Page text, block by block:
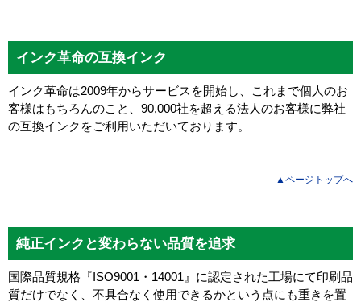
インク革命の互換インク
インク革命は2009年からサービスを開始し、これまで個人のお
客様はもちろんのこと、90,000社を超える法人のお客様に弊社
の互換インクをご利用いただいております。
▲ページトップへ
純正インクと変わらない品質を追求
国際品質規格『ISO9001・14001』に認定された工場にて印刷品
質だけでなく、不具合なく使用できるかという点にも重きを置